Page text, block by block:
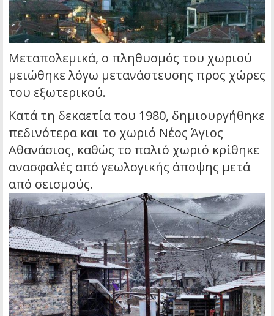
Μεταπολεμικά, ο πληθυσμός του χωριού
μειώθηκε λόγω μετανάστευσης προς χώρες
του εξωτερικού.
Κατά τη δεκαετία του 1980, δημιουργήθηκε
πεδινότερα και το χωριό Νέος Άγιος
Αθανάσιος, καθώς το παλιό χωριό κρίθηκε
ανασφαλές από γεωλογικής άποψης μετά
από σεισμούς.